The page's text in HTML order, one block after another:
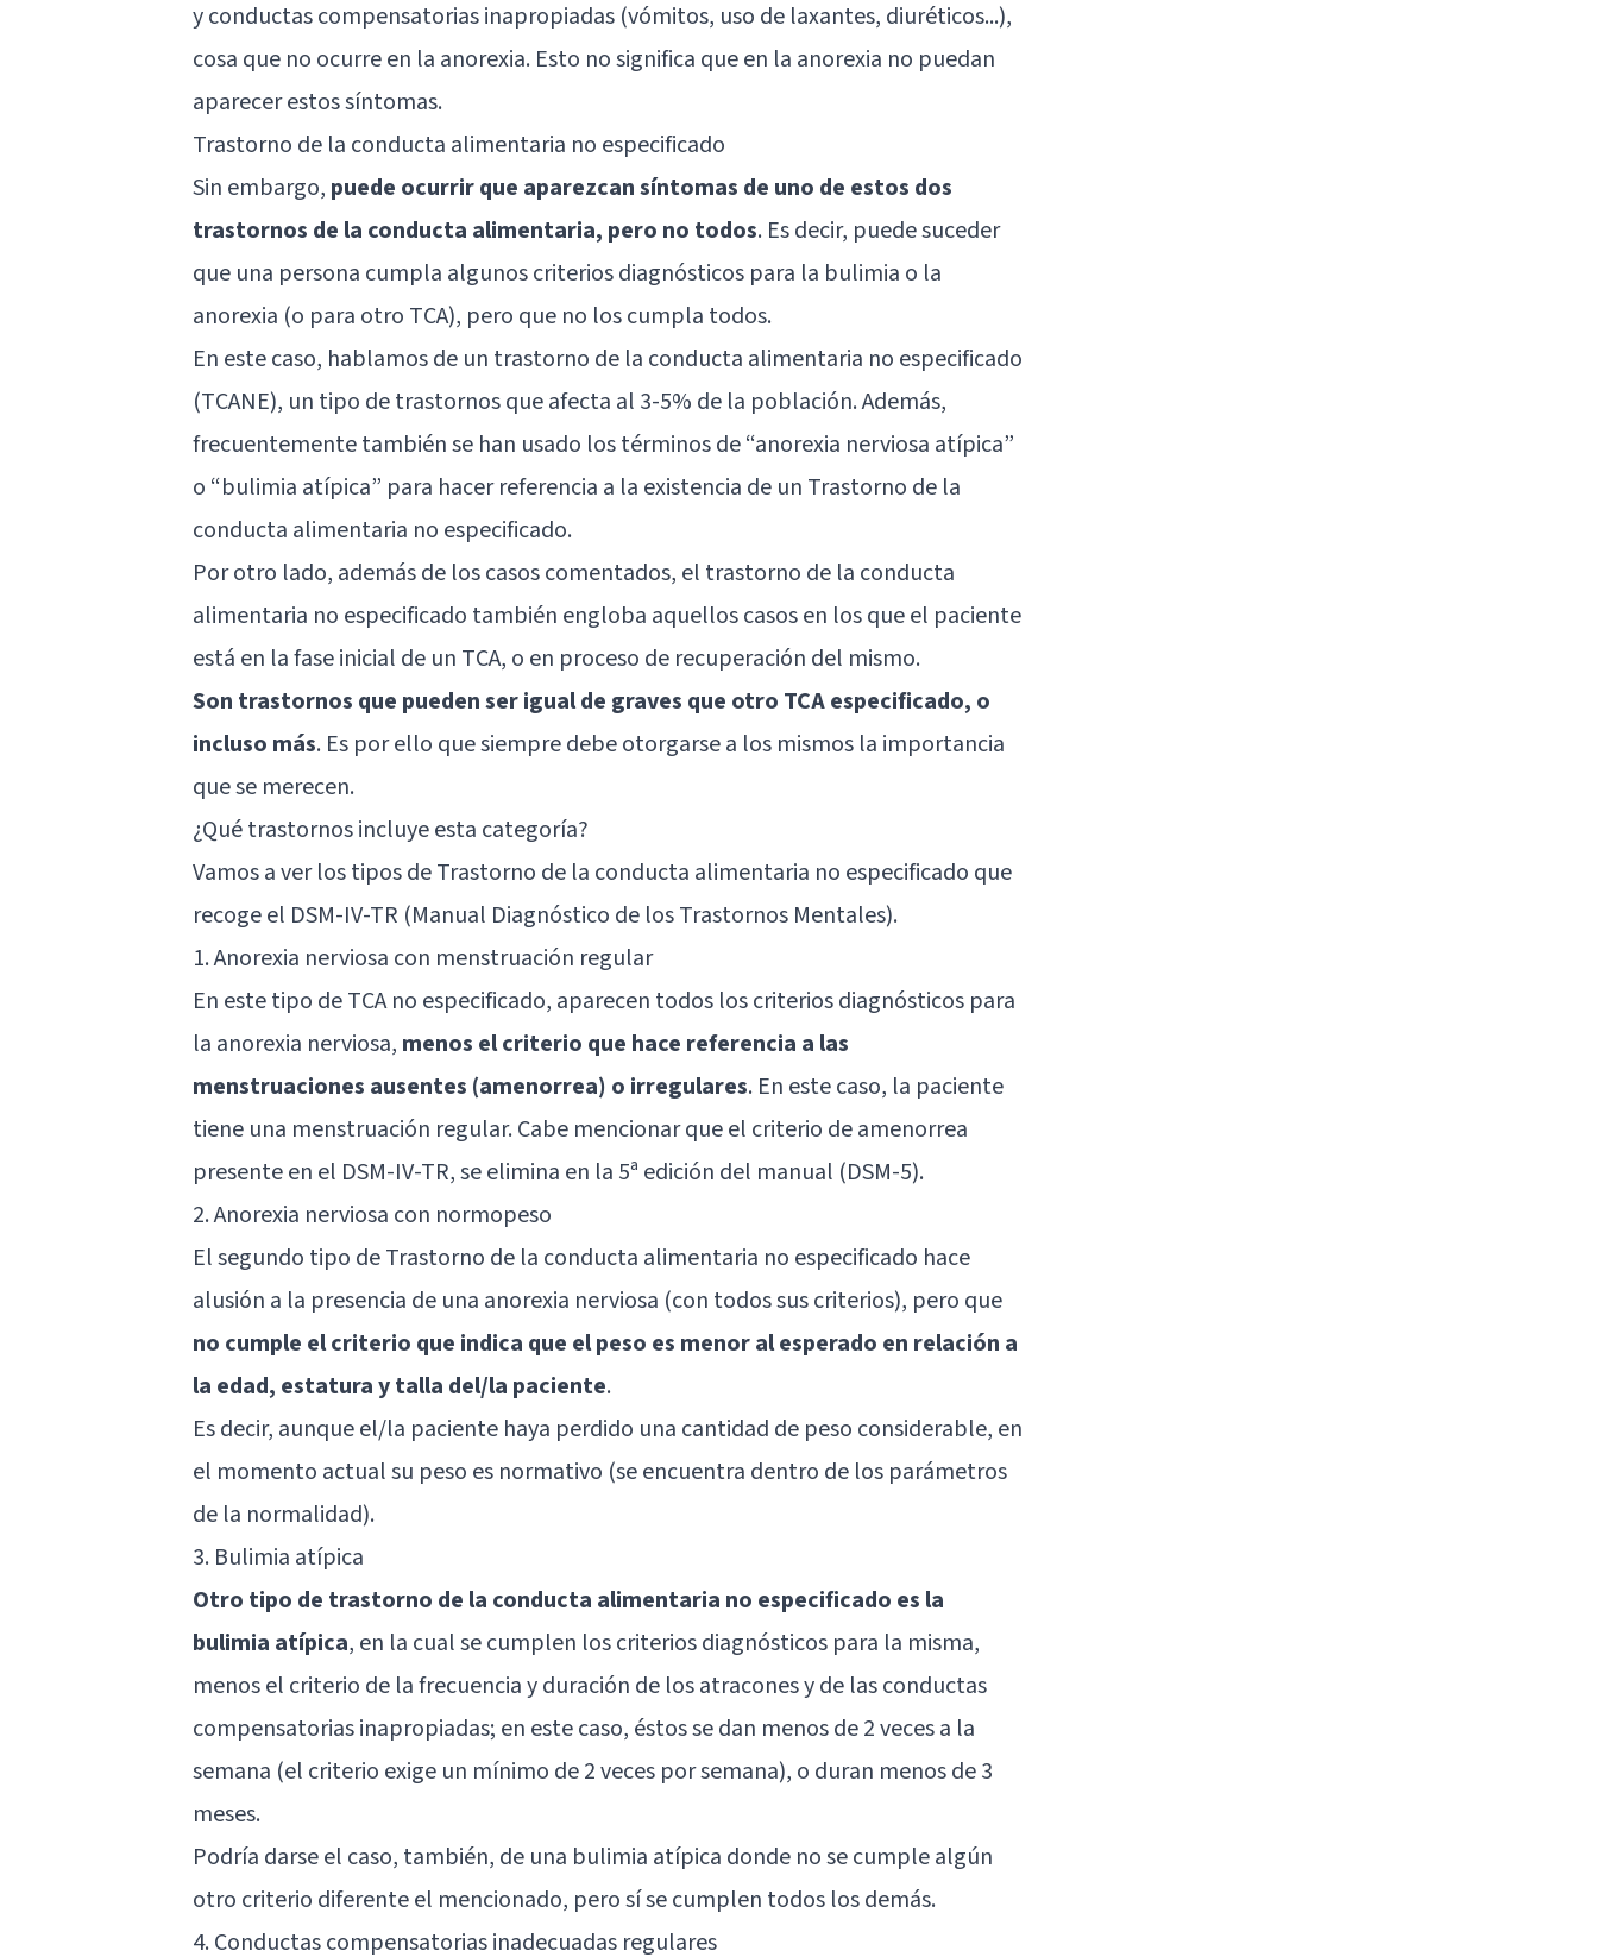
y conductas compensatorias inapropiadas (vómitos, uso de laxantes, diuréticos...),
cosa que no ocurre en la anorexia. Esto no significa que en la anorexia no puedan
aparecer estos síntomas.
Trastorno de la conducta alimentaria no especificado
Sin embargo, puede ocurrir que aparezcan síntomas de uno de estos dos
trastornos de la conducta alimentaria, pero no todos. Es decir, puede suceder
que una persona cumpla algunos criterios diagnósticos para la bulimia o la
anorexia (o para otro TCA), pero que no los cumpla todos.
En este caso, hablamos de un trastorno de la conducta alimentaria no especificado
(TCANE), un tipo de trastornos que afecta al 3-5% de la población. Además,
frecuentemente también se han usado los términos de “anorexia nerviosa atípica”
o “bulimia atípica” para hacer referencia a la existencia de un Trastorno de la
conducta alimentaria no especificado.
Por otro lado, además de los casos comentados, el trastorno de la conducta
alimentaria no especificado también engloba aquellos casos en los que el paciente
está en la fase inicial de un TCA, o en proceso de recuperación del mismo.
Son trastornos que pueden ser igual de graves que otro TCA especificado, o
incluso más. Es por ello que siempre debe otorgarse a los mismos la importancia
que se merecen.
¿Qué trastornos incluye esta categoría?
Vamos a ver los tipos de Trastorno de la conducta alimentaria no especificado que
recoge el DSM-IV-TR (Manual Diagnóstico de los Trastornos Mentales).
1. Anorexia nerviosa con menstruación regular
En este tipo de TCA no especificado, aparecen todos los criterios diagnósticos para
la anorexia nerviosa, menos el criterio que hace referencia a las
menstruaciones ausentes (amenorrea) o irregulares. En este caso, la paciente
tiene una menstruación regular. Cabe mencionar que el criterio de amenorrea
presente en el DSM-IV-TR, se elimina en la 5ª edición del manual (DSM-5).
2. Anorexia nerviosa con normopeso
El segundo tipo de Trastorno de la conducta alimentaria no especificado hace
alusión a la presencia de una anorexia nerviosa (con todos sus criterios), pero que
no cumple el criterio que indica que el peso es menor al esperado en relación a
la edad, estatura y talla del/la paciente.
Es decir, aunque el/la paciente haya perdido una cantidad de peso considerable, en
el momento actual su peso es normativo (se encuentra dentro de los parámetros
de la normalidad).
3. Bulimia atípica
Otro tipo de trastorno de la conducta alimentaria no especificado es la
bulimia atípica, en la cual se cumplen los criterios diagnósticos para la misma,
menos el criterio de la frecuencia y duración de los atracones y de las conductas
compensatorias inapropiadas; en este caso, éstos se dan menos de 2 veces a la
semana (el criterio exige un mínimo de 2 veces por semana), o duran menos de 3
meses.
Podría darse el caso, también, de una bulimia atípica donde no se cumple algún
otro criterio diferente el mencionado, pero sí se cumplen todos los demás.
4. Conductas compensatorias inadecuadas regulares